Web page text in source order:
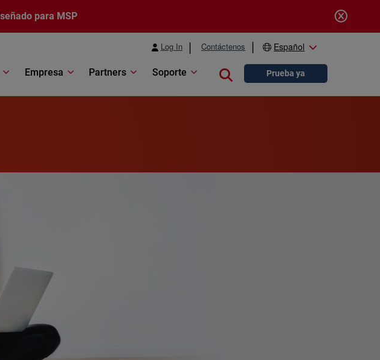
para MSP
Log In Contáctenos Español
Empresa Partners Soporte Close searchPrueba ya